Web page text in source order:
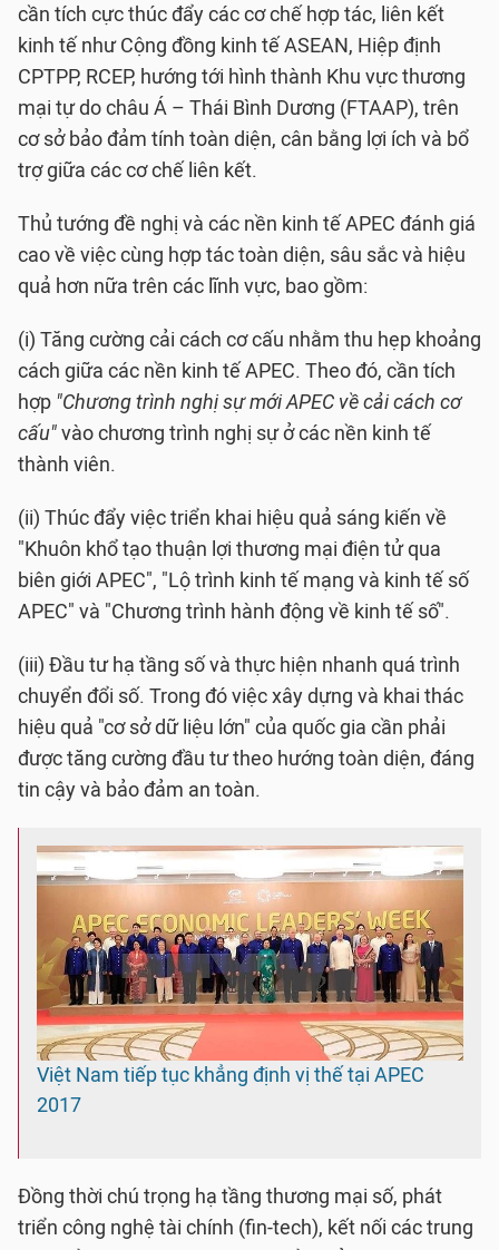
cần tích cực thúc đẩy các cơ chế hợp tác, liên kết
kinh tế như Cộng đồng kinh tế ASEAN, Hiệp định
CPTPP, RCEP, hướng tới hình thành Khu vực thương
mại tự do châu Á – Thái Bình Dương (FTAAP), trên
cơ sở bảo đảm tính toàn diện, cân bằng lợi ích và bổ
trợ giữa các cơ chế liên kết.
Thủ tướng đề nghị và các nền kinh tế APEC đánh giá
cao về việc cùng hợp tác toàn diện, sâu sắc và hiệu
quả hơn nữa trên các lĩnh vực, bao gồm:
(i) Tăng cường cải cách cơ cấu nhằm thu hẹp khoảng
cách giữa các nền kinh tế APEC. Theo đó, cần tích
hợp "Chương trình nghị sự mới APEC về cải cách cơ
cấu"vào chương trình nghị sự ở các nền kinh tế
thành viên.
(ii) Thúc đẩy việc triển khai hiệu quả sáng kiến về
"Khuôn khổ tạo thuận lợi thương mại điện tử qua
biên giới APEC", "Lộ trình kinh tế mạng và kinh tế số
APEC" và "Chương trình hành động về kinh tế số".
(iii) Đầu tư hạ tầng số và thực hiện nhanh quá trình
chuyển đổi số. Trong đó việc xây dựng và khai thác
hiệu quả "cơ sở dữ liệu lớn" của quốc gia cần phải
được tăng cường đầu tư theo hướng toàn diện, đáng
tin cậy và bảo đảm an toàn.
Việt Nam tiếp tục khẳng định vị thế tại APEC
2017
Đồng thời chú trọng hạ tầng thương mại số, phát
triển công nghệ tài chính (fin-tech), kết nối các trung